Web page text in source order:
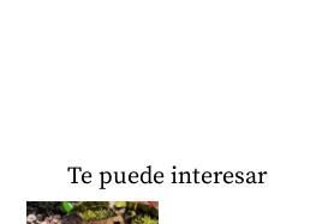
Te puede interesar